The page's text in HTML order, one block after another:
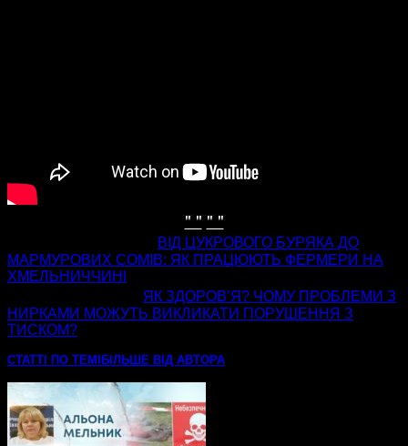
" " " "
ВІД ЦУКРОВОГО БУРЯКА ДО
МАРМУРОВИХ СОМІВ: ЯК ПРАЦЮЮТЬ ФЕРМЕРИ НА
ХМЕЛЬНИЧЧИНІ
ЯК ЗДОРОВ’Я? ЧОМУ ПРОБЛЕМИ З
НИРКАМИ МОЖУТЬ ВИКЛИКАТИ ПОРУШЕННЯ З
ТИСКОМ?
СТАТТІ ПО ТЕМІ БІЛЬШЕ ВІД АВТОРА